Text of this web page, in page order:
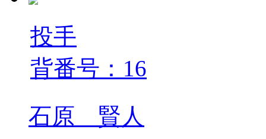
投手
背番号：16
石原 賢人